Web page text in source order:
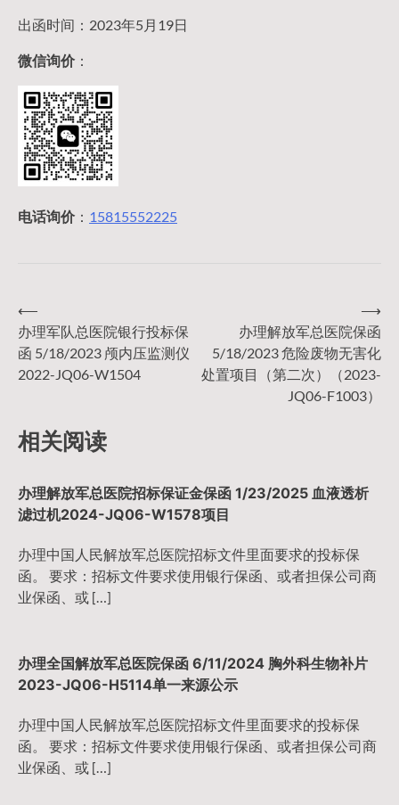
出函时间：2023年5月19日
微信询价：
电话询价： 15815552225
文
章
导
⟵
办理军队总医院银行投标保
函 5/18/2023 颅内压监测仪
2022-JQ06-W1504
办理解放军总医院保函
5/18/2023 危险废物无害化
处置项目（第二次）（2023-
JQ06-F1003）
⟶
相关阅读
办理解放军总医院招标保证金保函 1/23/2025 血液透析
滤过机2024-JQ06-W1578项目
办理中国人民解放军总医院招标文件里面要求的投标保
函。 要求：招标文件要求使用银行保函、或者担保公司商
业保函、或 […]
办理全国解放军总医院保函 6/11/2024 胸外科生物补片
2023-JQ06-H5114单一来源公示
办理中国人民解放军总医院招标文件里面要求的投标保
函。 要求：招标文件要求使用银行保函、或者担保公司商
业保函、或 […]